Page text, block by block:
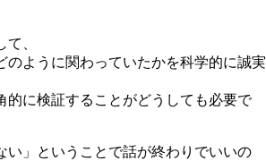
、
のように関わっていたかを科学的に誠実
的に検証することがどうしても必要で
い」ということで話が終わりでいいの